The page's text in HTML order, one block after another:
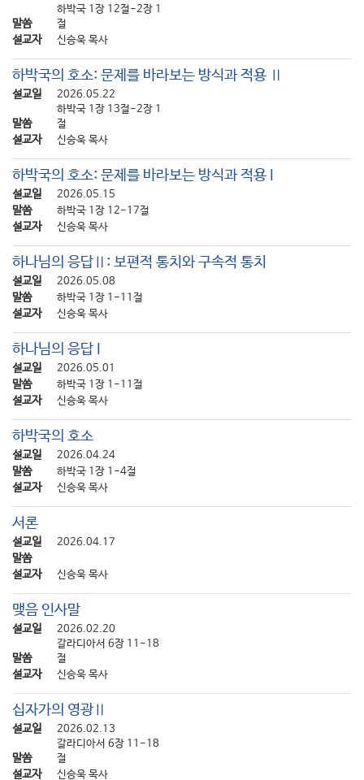
말씀
하박국 1장 12절-2장 1
절
설교자 신승욱 목사
하박국의 호소: 문제를 바라보는 방식과 적용 Ⅱ
설교일 2026.05.22
말씀
하박국 1장 13절-2장 1
절
설교자 신승욱 목사
하박국의 호소: 문제를 바라보는 방식과 적용 I
설교일 2026.05.15
말씀 하박국 1장 12-17절
설교자 신승욱 목사
하나님의 응답Ⅱ: 보편적 통치와 구속적 통치
설교일 2026.05.08
말씀 하박국 1장 1-11절
설교자 신승욱 목사
하나님의 응답 I
설교일 2026.05.01
말씀 하박국 1장 1-11절
설교자 신승욱 목사
하박국의 호소
설교일 2026.04.24
말씀 하박국 1장 1-4절
설교자 신승욱 목사
서론
설교일 2026.04.17
말씀
설교자
신승욱 목사
맺음 인사말
설교일 2026.02.20
말씀
갈라디아서 6장 11-18
절
설교자 신승욱 목사
십자가의 영광Ⅱ
설교일 2026.02.13
말씀
갈라디아서 6장 11-18
절
설교자 신승욱 목사